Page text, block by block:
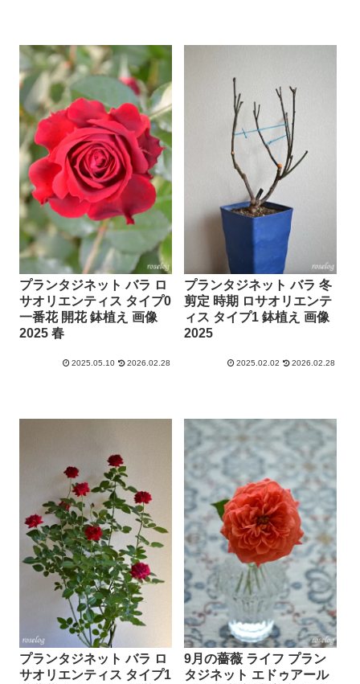
プランタジネット バラ ロ
サオリエンティス タイプ0
一番花 開花 鉢植え 画像
2025 春
2025.05.10 2026.02.28
プランタジネット バラ 冬
剪定 時期 ロサオリエンテ
ィス タイプ1 鉢植え 画像
2025
2025.02.02 2026.02.28
プランタジネット バラ ロ
サオリエンティス タイプ1
9月の薔薇 ライフ プラン
タジネット エドゥアール